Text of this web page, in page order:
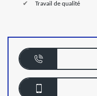
Travail de qualité